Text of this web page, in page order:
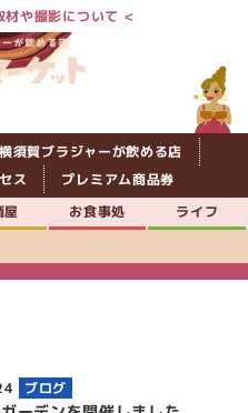
材や撮影について <
横須賀ブラジャーが飲める店
ス
プレミアム商品券
屋 お食事処 ライフ
ブログ